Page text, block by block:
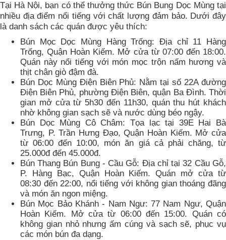
Tại Hà Nội, bạn có thể thưởng thức Bún Bung Dọc Mùng tại
nhiều địa điểm nổi tiếng với chất lượng đảm bảo. Dưới đây
là danh sách các quán được yêu thích:
Bún Mọc Dọc Mùng Hàng Trống: Địa chỉ 11 Hàng
Trống, Quận Hoàn Kiếm. Mở cửa từ 07:00 đến 18:00.
Quán này nổi tiếng với món mọc trộn nấm hương và
thịt chân giò đậm đà.
Bún Dọc Mùng Điện Biên Phủ: Nằm tại số 22A đường
Điện Biên Phủ, phường Điện Biên, quận Ba Đình. Thời
gian mở cửa từ 5h30 đến 11h30, quán thu hút khách
nhờ không gian sạch sẽ và nước dùng béo ngậy.
Bún Dọc Mùng Cô Châm: Tọa lạc tại 39E Hai Bà
Trưng, P. Trần Hưng Đạo, Quận Hoàn Kiếm. Mở cửa
từ 06:00 đến 10:00, món ăn giá cả phải chăng, từ
25.000đ đến 45.000đ.
Bún Thang Bún Bung - Cầu Gỗ: Địa chỉ tại 32 Cầu Gỗ,
P. Hàng Bạc, Quận Hoàn Kiếm. Quán mở cửa từ
08:30 đến 22:00, nổi tiếng với không gian thoáng đãng
và món ăn ngon miệng.
Bún Mọc Bảo Khánh - Nam Ngư: 77 Nam Ngư, Quận
Hoàn Kiếm. Mở cửa từ 06:00 đến 15:00. Quán có
không gian nhỏ nhưng ấm cúng và sạch sẽ, phục vụ
các món bún đa dạng.